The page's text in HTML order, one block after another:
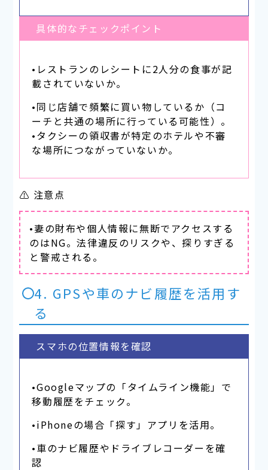
具体的なチェックポイント
•レストランのレシートに2人分の食事が記
載されていないか。
•同じ店舗で頻繁に買い物しているか（コ
ーチと共通の場所に行っている可能性）。
•タクシーの領収書が特定のホテルや不審
な場所につながっていないか。
⚠ 注意点
•妻の財布や個人情報に無断でアクセスする
のはNG。法律違反のリスクや、探りすぎる
と警戒される。
4. GPSや車のナビ履歴を活用す
る
スマホの位置情報を確認
•Googleマップの「タイムライン機能」で
移動履歴をチェック。
•iPhoneの場合「探す」アプリを活用。
•車のナビ履歴やドライブレコーダーを確
認